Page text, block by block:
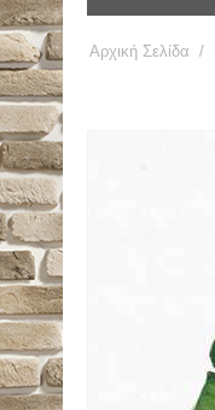
Αρχική Σελίδα /